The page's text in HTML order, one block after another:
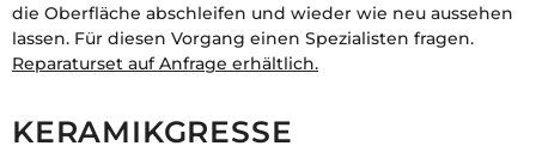
die Oberfläche abschleifen und wieder wie neu aussehen
lassen. Für diesen Vorgang einen Spezialisten fragen.
Reparaturset auf Anfrage erhältlich.
KERAMIKGRESSE